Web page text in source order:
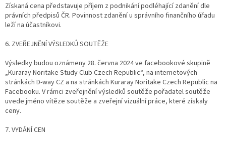
Získaná cena představuje příjem z podnikání podléhající zdanění dle
právních předpisů ČR. Povinnost zdanění u správního finančního úřadu
leží na účastníkovi.
6. ZVEŘEJNĚNÍ VÝSLEDKŮ SOUTĚŽE
Výsledky budou oznámeny 28. června 2024 ve facebookové skupině
„Kuraray Noritake Study Club Czech Republic“, na internetových
stránkách D-way CZ a na stránkách Kuraray Noritake Czech Republic na
Facebooku. V rámci zveřejnění výsledků soutěže pořadatel soutěže
uvede jméno vítěze soutěže a zveřejní vizuální práce, které získaly
ceny.
7. VYDÁNÍ CEN